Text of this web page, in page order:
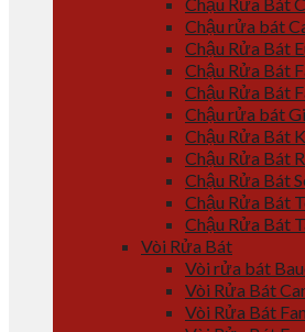
Chậu rửa bát
Chậu Rửa Bát
Chậu Rửa Bát
Chậu Rửa Bát
Chậu rửa bát
Chậu Rửa Bát
Chậu Rửa Bát
Chậu Rửa Bát
Chậu Rửa Bát
Chậu Rửa Bát
Vòi Rửa Bát
Vòi rửa bát
Vòi Rửa Bát
Vòi Rửa Bát